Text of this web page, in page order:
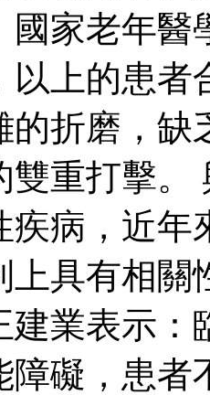
國家老年醫
以上的患者
的折磨，缺
雙重打擊。
疾病，近年
上具有相關
建業表示：
障礙，患者